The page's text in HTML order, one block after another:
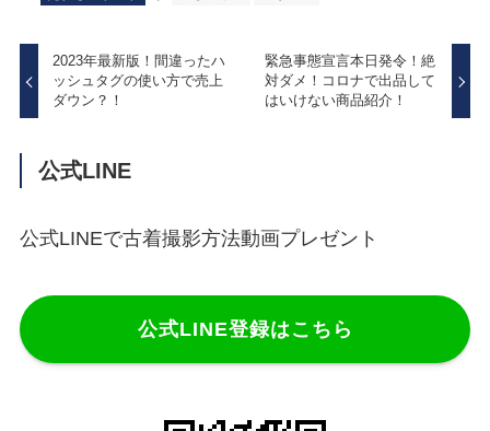
2023年最新版！間違ったハ
ッシュタグの使い方で売上
ダウン？！
緊急事態宣言本日発令！絶
対ダメ！コロナで出品して
はいけない商品紹介！
公式LINE
公式LINEで古着撮影方法動画プレゼント
公式LINE登録はこちら